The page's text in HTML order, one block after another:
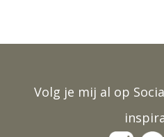
Volg je mij al op